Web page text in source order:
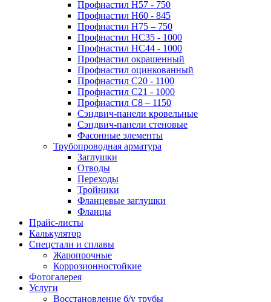
Профнастил Н57 - 750
Профнастил Н60 - 845
Профнастил Н75 – 750
Профнастил НС35 - 1000
Профнастил НС44 - 1000
Профнастил окрашенный
Профнастил оцинкованный
Профнастил С20 - 1100
Профнастил С21 - 1000
Профнастил С8 – 1150
Сэндвич-панели кровельные
Сэндвич-панели стеновые
Фасонные элементы
Трубопроводная арматура
Заглушки
Отводы
Переходы
Тройники
Фланцевые заглушки
Фланцы
Прайс-листы
Калькулятор
Спецстали и сплавы
Жаропрочные
Коррозионностойкие
Фотогалерея
Услуги
Восстановление б/у трубы